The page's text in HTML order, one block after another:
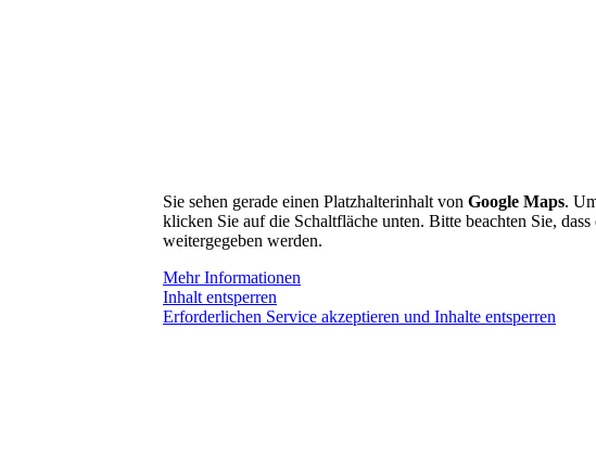
Sie sehen gerade einen Platzhalterinhalt von Google Maps.
klicken Sie auf die Schaltfläche unten. Bitte beachten Sie,
weitergegeben werden.
Mehr Informationen
Inhalt entsperren
Erforderlichen Service akzeptieren und Inhalte entsperren